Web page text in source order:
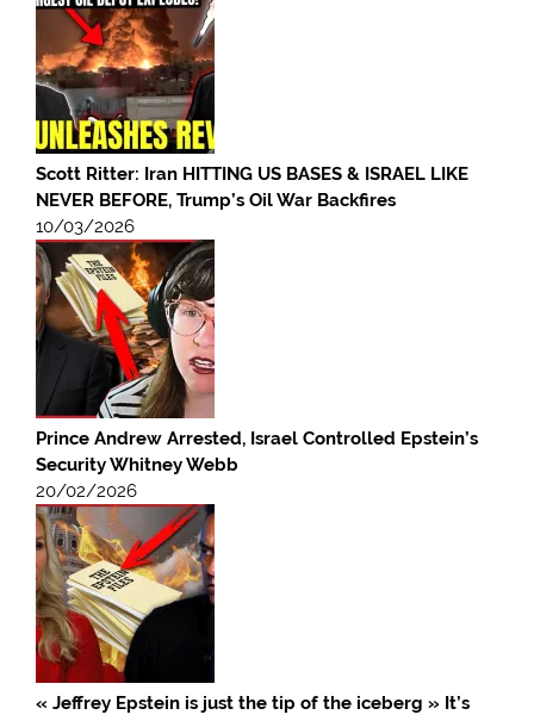
Scott Ritter: Iran HITTING US BASES & ISRAEL LIKE
NEVER BEFORE, Trump’s Oil War Backfires
10/03/2026
Prince Andrew Arrested, Israel Controlled Epstein’s
Security Whitney Webb
20/02/2026
« Jeffrey Epstein is just the tip of the iceberg » It’s